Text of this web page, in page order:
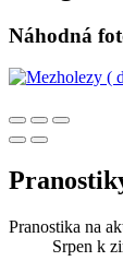
Náhodná
Pranostika na
Srpen k